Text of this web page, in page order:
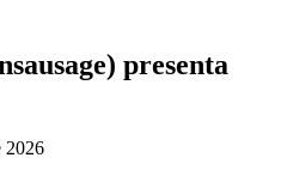
presenta
2026